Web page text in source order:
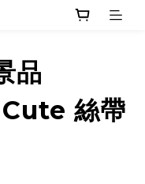
品
絲帶